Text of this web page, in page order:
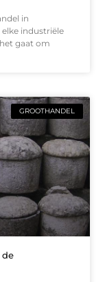
in
industriële
gaat om
GROOTHANDEL
de